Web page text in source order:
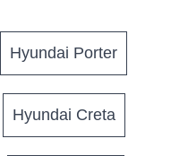
Hyundai Porter
Hyundai Creta